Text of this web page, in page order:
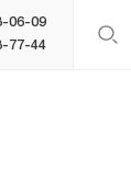
06-09
77-44